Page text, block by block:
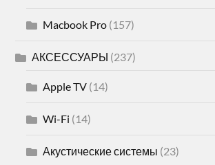
Macbook Pro (157)
АКСЕССУАРЫ (237)
Apple TV (14)
Wi-Fi (14)
Акустические системы (23)